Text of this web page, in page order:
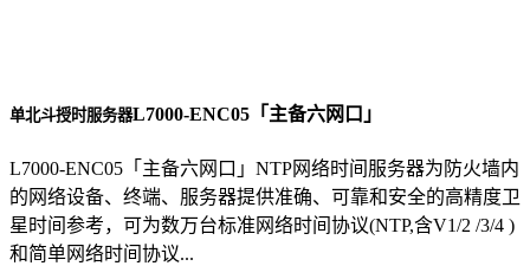
单北斗授时服务器L7000-ENC05「主备六网口」
L7000-ENC05「主备六网口」NTP网络时间服务器为防火墙内
的网络设备、终端、服务器提供准确、可靠和安全的高精度卫
星时间参考，可为数万台标准网络时间协议(NTP,含V1/2 /3/4 )
和简单网络时间协议...